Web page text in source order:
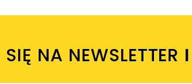
NA NEWSLETTER